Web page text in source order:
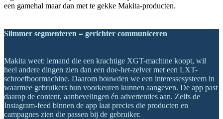
een gamehal maar dan met te gekke Makita-producten.
Slimmer segmenteren = gerichter communiceren
Makita weet: iemand die een krachtige XGT-machine koopt, wil
heel andere dingen zien dan een doe-het-zelver met een LXT-
schroefboormachine. Daarom bouwden we een interessesysteem in
waarmee gebruikers hun voorkeuren kunnen aangeven. De app past
daarop de content, aanbevelingen én advertenties aan. Zelfs de
Instagram-feed binnen de app laat precies die producten en
campagnes zien die passen bij de gebruiker.